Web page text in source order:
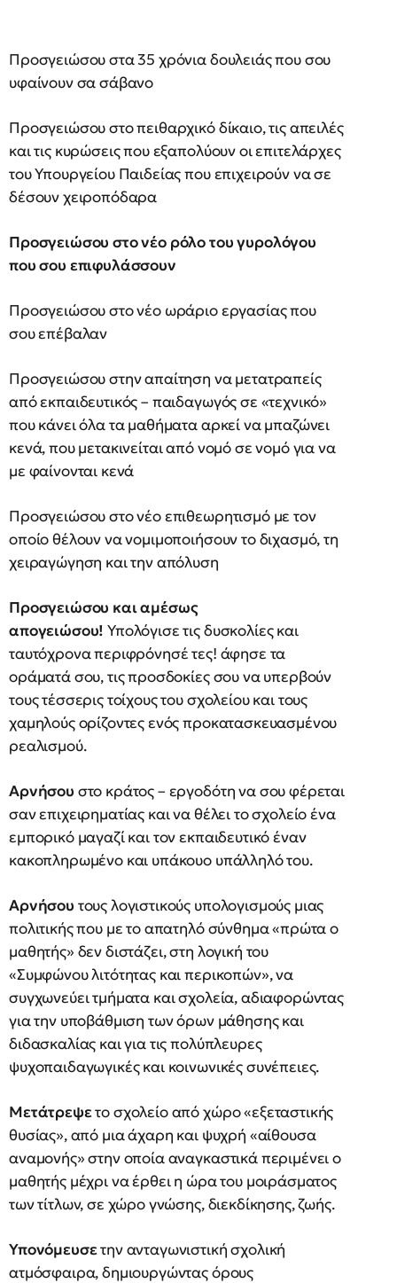
Προσγειώσου στα 35 χρόνια δουλειάς που σου
υφαίνουν σα σάβανο
Προσγειώσου στο πειθαρχικό δίκαιο, τις απειλές
και τις κυρώσεις που εξαπολύουν οι επιτελάρχες
του Υπουργείου Παιδείας που επιχειρούν να σε
δέσουν χειροπόδαρα
Προσγειώσου στο νέο ρόλο του γυρολόγου
που σου επιφυλάσσουν
Προσγειώσου στο νέο ωράριο εργασίας που
σου επέβαλαν
Προσγειώσου στην απαίτηση να μετατραπείς
από εκπαιδευτικός – παιδαγωγός σε «τεχνικό»
που κάνει όλα τα μαθήματα αρκεί να μπαζώνει
κενά, που μετακινείται από νομό σε νομό για να
με φαίνονται κενά
Προσγειώσου στο νέο επιθεωρητισμό με τον
οποίο θέλουν να νομιμοποιήσουν το διχασμό, τη
χειραγώγηση και την απόλυση
Προσγειώσου και αμέσως
απογειώσου! Υπολόγισε τις δυσκολίες και
ταυτόχρονα περιφρόνησέ τες! άφησε τα
οράματά σου, τις προσδοκίες σου να υπερβούν
τους τέσσερις τοίχους του σχολείου και τους
χαμηλούς ορίζοντες ενός προκατασκευασμένου
ρεαλισμού.
Αρνήσου στο κράτος – εργοδότη να σου φέρεται
σαν επιχειρηματίας και να θέλει το σχολείο ένα
εμπορικό μαγαζί και τον εκπαιδευτικό έναν
κακοπληρωμένο και υπάκουο υπάλληλό του.
Αρνήσου τους λογιστικούς υπολογισμούς μιας
πολιτικής που με το απατηλό σύνθημα «πρώτα ο
μαθητής» δεν διστάζει, στη λογική του
«Συμφώνου λιτότητας και περικοπών», να
συγχωνεύει τμήματα και σχολεία, αδιαφορώντας
για την υποβάθμιση των όρων μάθησης και
διδασκαλίας και για τις πολύπλευρες
ψυχοπαιδαγωγικές και κοινωνικές συνέπειες.
Μετάτρεψετο σχολείο από χώρο «εξεταστικής
θυσίας», από μια άχαρη και ψυχρή «αίθουσα
αναμονής» στην οποία αναγκαστικά περιμένει ο
μαθητής μέχρι να έρθει η ώρα του μοιράσματος
των τίτλων, σε χώρο γνώσης, διεκδίκησης, ζωής.
Υπονόμευσετην ανταγωνιστική σχολική
ατμόσφαιρα, δημιουργώντας όρους